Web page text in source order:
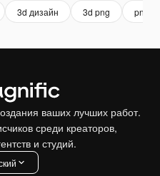
3d дизайн 3d png png
ваших лучших работ.
среди креаторов,
и студий.